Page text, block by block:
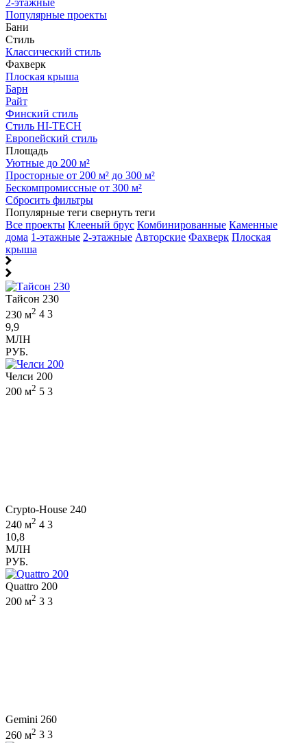
2-этажные
Популярные проекты
Бани
Стиль
Классический стиль
Фахверк
Плоская крыша
Барн
Райт
Финский стиль
Стиль HI-TECH
Европейский стиль
Площадь
Уютные до 200 м²
Просторные от 200 м² до 300 м²
Бескомпромиссные от 300 м²
Сбросить фильтры
Популярные теги свернуть теги
Все проекты Клееный брус Комбинированные Каменные
дома 1-этажные 2-этажные Авторские Фахверк Плоская
крыша
Тайсон 230
230 м2 4 3
9,9
МЛН
РУБ.
Челси 200
200 м2 5 3
Crypto-House 240
240 м2 4 3
10,8
МЛН
РУБ.
Quattro 200
200 м2 3 3
Gemini 260
260 м2 3 3